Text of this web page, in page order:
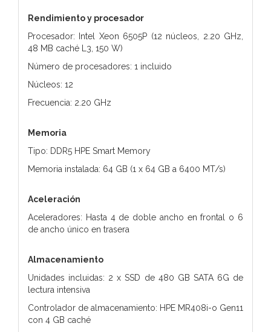
Rendimiento y procesador
Procesador: Intel Xeon 6505P (12 núcleos, 2.20 GHz,
48 MB caché L3, 150 W)
Número de procesadores: 1 incluido
Núcleos: 12
Frecuencia: 2.20 GHz
Memoria
Tipo: DDR5 HPE Smart Memory
Memoria instalada: 64 GB (1 x 64 GB a 6400 MT/s)
Aceleración
Aceleradores: Hasta 4 de doble ancho en frontal o 6
de ancho único en trasera
Almacenamiento
Unidades incluidas: 2 x SSD de 480 GB SATA 6G de
lectura intensiva
Controlador de almacenamiento: HPE MR408i-o Gen11
con 4 GB caché